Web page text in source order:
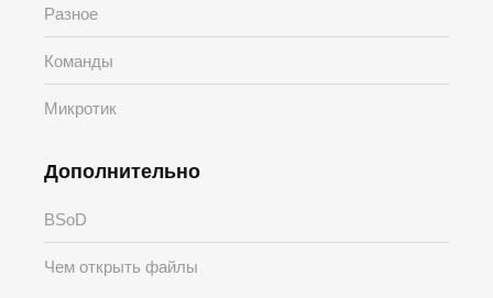
Разное
Команды
Микротик
Дополнительно
BSoD
Чем открыть файлы